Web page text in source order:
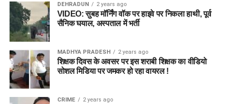
DEHRADUN 2 years ago
VIDEO: सुबह मॉर्निंग वॉक पर हाइवे पर निकला हाथी, पूर्व
सैनिक घयाल, अस्पताल में भर्ती
MADHYA PRADESH 2 years ago
शिक्षक दिवस के अवसर पर इस शराबी शिक्षक का वीडियो
सोशल मिडिया पर जमकर हो रहा वायरल !
CRIME 2 years ago